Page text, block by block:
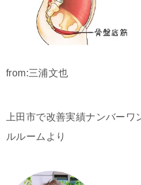
from:三浦文也
上田市で改善実績ナンバー
ルルームより